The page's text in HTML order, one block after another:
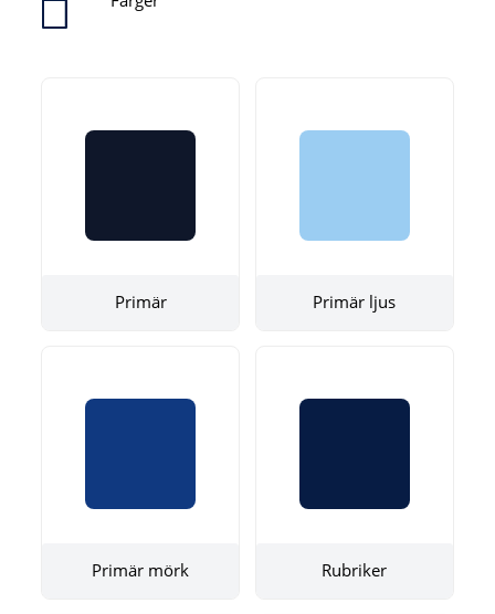
Primär Primär ljus
Primär mörk Rubriker